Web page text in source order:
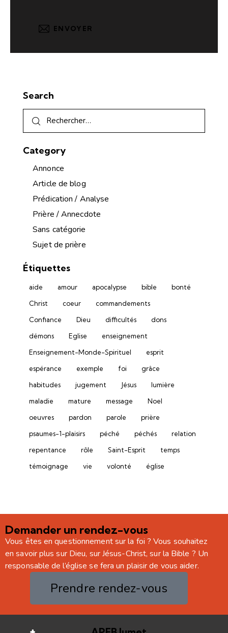
Search
Category
Annonce
Article de blog
Prédication / Analyse
Prière / Annecdote
Sans catégorie
Sujet de prière
Étiquettes
aide amour apocalypse bible
bonté
Christ
coeur
commandements
Confiance
Dieu difficultés
dons
démons
Eglise
enseignement
Enseignement-Monde-Spirituel
esprit
espérance
exemple foi
grâce
habitudes
jugement Jésus
lumière
maladie
mature message
Noel
oeuvres
pardon parole
prière
psaumes-1-plaisirs
péché péchés
relation
repentance
rôle Saint-Esprit
temps
témoignage
vie volonté église
Demander un rendez-vous
Vous êtes en questionnement sur la foi ? Vous souhaitez
en savoir plus sur Dieu, sur Jésus-Christ, sur la Bible ? Un
responsable de l’église se fera un plaisir de vous aider.
Prendre rendez-vous